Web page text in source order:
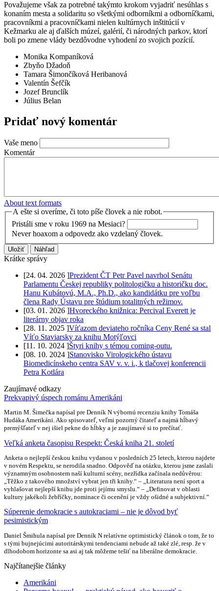
Považujeme však za potrebné takýmto krokom vyjadriť nesúhlas s
konaním mesta a solidaritu so všetkými odborníkmi a odborníčkami,
pracovníkmi a pracovníčkami nielen kultúrnych inštitúcií v
Kežmarku ale aj ďalších múzeí, galérií, či národných parkov, ktorí
boli po zmene vlády bezdôvodne vyhodení zo svojich pozícií.
Monika Kompaníková
Zbyňo Džadoň
Tamara Šimončíková Heribanová
Valentín Šefčík
Jozef Brunclík
Július Belan
Pridať nový komentár
Vaše meno
Komentár
About text formats
A ešte si overíme, či toto píše človek a nie robot.
Pristáli sme v roku 1969 na Mesiaci?
Never hoaxom a odpovedz ako vzdelaný človek.
Krátke správy
[24. 04. 2026 ]Prezident ČT Petr Pavel navrhol Senátu
Parlamentu Českej republiky politologičku a historičku doc.
Hanu Kubátovú, M.A., Ph.D., ako kandidátku pre voľbu
člena Rady Ústavu pre štúdium totalitných režimov.
[03. 01. 2026 ]Hvoreckého knižnica: Percival Everett je
literárny objav roka
[28. 11. 2025 ]Víťazom deviateho ročníka Ceny René sa stal
Víťo Staviarsky za knihu Motýľovci
[11. 10. 2024 ]Štyri knihy s témou coming-outu.
[08. 10. 2024 ]Stanovisko Virologického ústavu
Biomedicínskeho centra SAV v. v. i., k tlačovej konferencii
Petra Kotlára
Zaujímavé odkazy
Prekvapivý úspech románu Amerikáni
Martin M. Šimečka napísal pre Denník N výbornú recenziu knihy Tomáša
Hudáka Amerikáni. Ako spisovateľ, veľmi pozorný čitateľ a najmä hĺbavý
premýšľateľ v nej išiel pekne do hĺbky a je zaujímavé si to prečítať.
Veľká anketa časopisu Respekt: Česká kniha 21. století
Anketa o nejlepší českou knihu vydanou v posledních 25 letech, kterou najdete
v novém Respektu, se nerodila snadno. Odpověď na otázku, kterou jsme zaslali
významným osobnostem naší kulturní scény, nezřídka začínala nedůvěrou:
„Těžko z takového množství vybrat jen tři knihy.“ – „Literatura není sport a
vyhlašovat nejlepší knihu jde proti jejímu smyslu.“ – „Definovat v oblasti
kultury jakékoli žebříčky, nominace či ocenění je vždy ošidné a subjektivní.“
Súperenie demokracie s autokraciami – nie je dôvod byť
pesimistickým
Daniel Šmihula napísal pre Denník N relatívne optimistický článok o tom, že to
s tými bujnejúcimi autoritárskymi tendenciami nebude až také zlé, resp. že v
dlhodobom horizonte sa asi aj tak môžeme tešiť na liberálne demokracie.
Najčítanejšie články
Amerikáni